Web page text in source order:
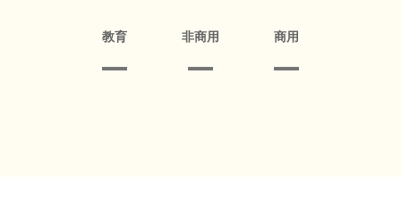
教育 非商用 商用